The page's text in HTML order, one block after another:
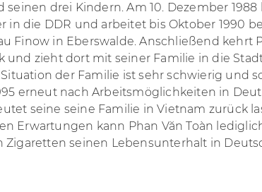
seinen drei Kindern. Am 10. Dezember
in die DDR und arbeitet bis Oktober 1990
Finow in Eberswalde. Anschließend kehrt
und zieht dort mit seiner Familie in die
der Familie ist sehr schwierig und
erneut nach Arbeitsmöglichkeiten in
seine seine Familie in Vietnam zurück
Erwartungen kann Phan Văn Toàn
Zigaretten seinen Lebensunterhalt in